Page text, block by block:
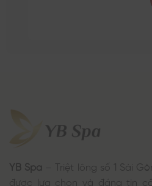
YB Spa – Triệt lông số 1 Sài
được lựa chọn và đáng tin